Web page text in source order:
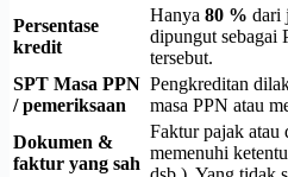
Persentase
kredit
Hanya 80 % dari
dipungut sebagai
tersebut.
SPT Masa PPN
/ pemeriksaan
Pengkreditan
masa PPN atau
Dokumen &
faktur yang sah
Faktur pajak atau
memenuhi